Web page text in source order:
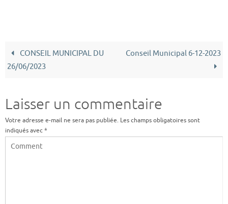
CONSEIL MUNICIPAL DU
26/06/2023
Conseil Municipal 6-12-2023
Laisser un commentaire
Votre adresse e-mail ne sera pas publiée. Les champs obligatoires sont
indiqués avec*